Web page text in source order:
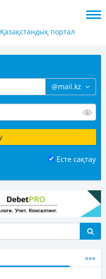
Қазақстандық портал
@mail.kz
Есте сақтау